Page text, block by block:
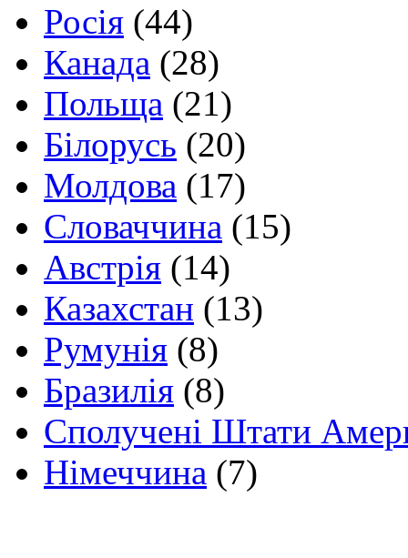
Росія (44)
Канада (28)
Польща (21)
Білорусь (20)
Молдова (17)
Словаччина (15)
Австрія (14)
Казахстан (13)
Румунія (8)
Бразилія (8)
Сполучені Штати
Німеччина (7)